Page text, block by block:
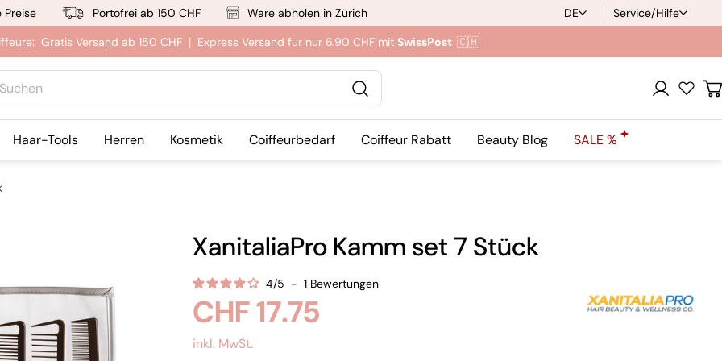
Preise Portofrei ab 150 CHF Ware abholen in Zürich
S
p
a
DE
Service/Hilfe
Gratis Versand ab 150 CHF | Express Versand für nur 6.90 CHF mit SwissPost 🇨🇭
Anmeldung
Haar-Tools Herren Kosmetik Coiffeurbedarf Coiffeur Rabatt Beauty Blog SALE %
XanitaliaPro Kamm set 7 Stück
4/5 - 1 Bewertungen
Regulärer
CHF 17.75
inkl. MwSt.